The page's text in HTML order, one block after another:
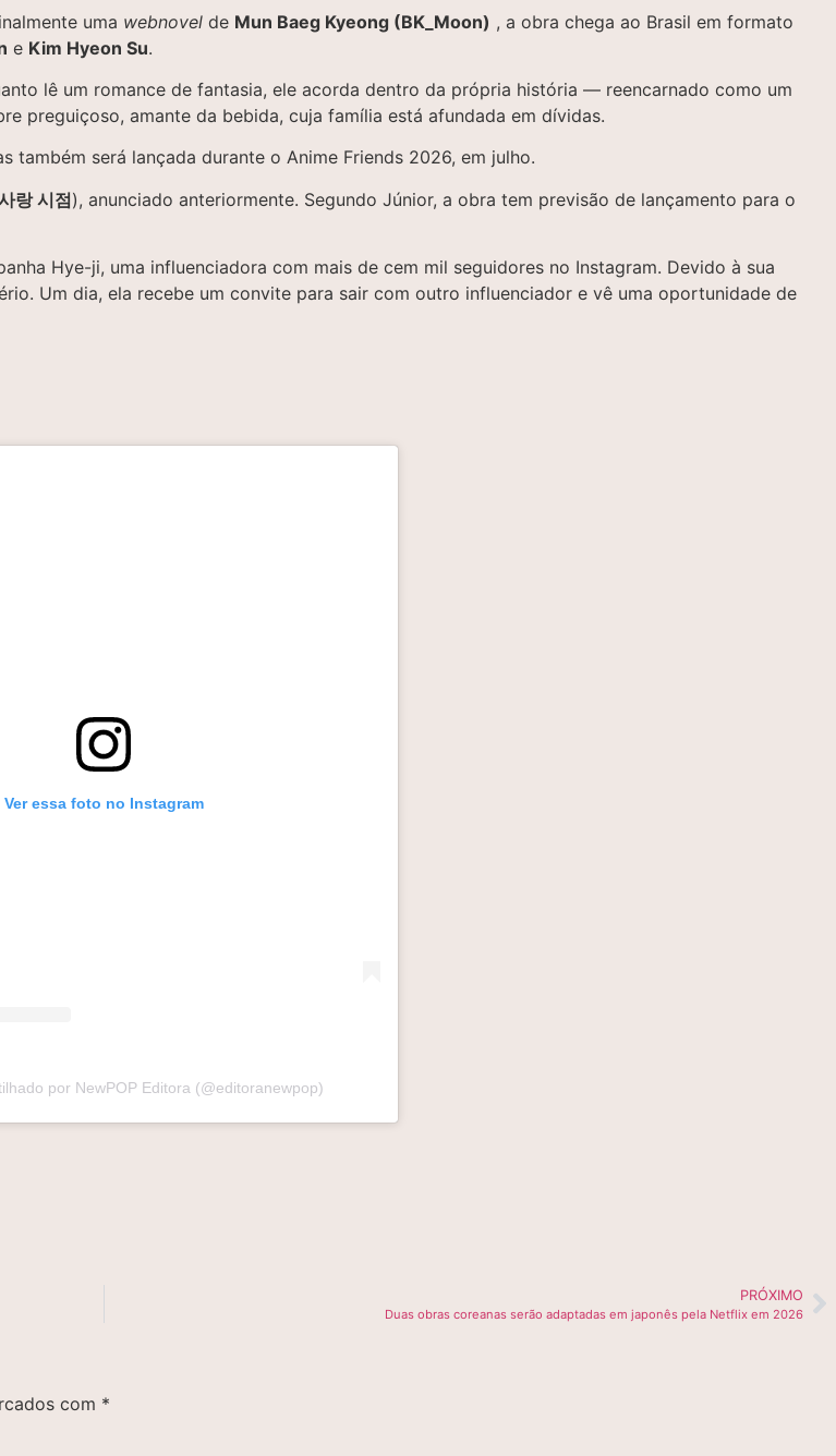
uma webnovel de Mun Baeg Kyeong (BK_Moon) , a obra chega ao Brasil em formato
e Kim Hyeon Su.
lê um romance de fantasia, ele acorda dentro da própria história — reencarnado como um
preguiçoso, amante da bebida, cuja família está afundada em dívidas.
também será lançada durante o Anime Friends 2026, em julho.
랑 시점), anunciado anteriormente. Segundo Júnior, a obra tem previsão de lançamento para o
Hye-ji, uma influenciadora com mais de cem mil seguidores no Instagram. Devido à sua
Um dia, ela recebe um convite para sair com outro influenciador e vê uma oportunidade de
Ver essa foto no Instagram
por NewPOP Editora (@editoranewpop)
PRÓXIMO
Duas obras coreanas serão adaptadas em japonês pela Netflix em 2026
com *